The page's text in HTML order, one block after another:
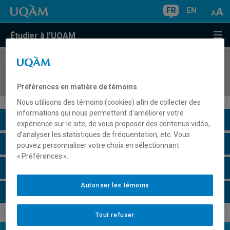
FR EN
Étudier à l'UQAM
COURS//
Description du cours
Horaire - Été 2026
Préférences en matière de témoins
Nous utilisons des témoins (cookies) afin de collecter des
informations qui nous permettent d’améliorer votre
expérience sur le site, de vous proposer des contenus vidéo,
d’analyser les statistiques de fréquentation, etc. Vous
pouvez personnaliser votre choix en sélectionnant
« Préférences ».
Tout refuser
Autoriser les témoins